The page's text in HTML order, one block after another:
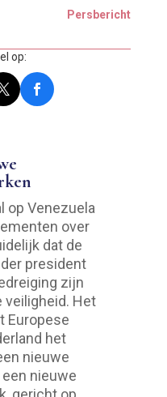
Persbericht
op:
op Venezuela
over
dat de
president
zijn
veiligheid. Het
Europese
het
nieuwe
nieuwe